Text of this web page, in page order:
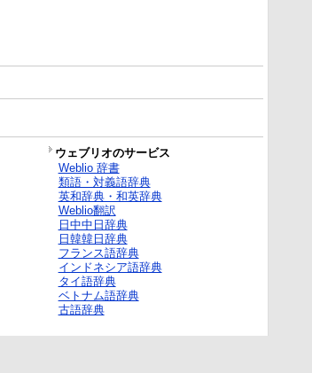
ウェブリオのサービス
Weblio 辞書
類語・対義語辞典
英和辞典・和英辞典
Weblio翻訳
日中中日辞典
日韓韓日辞典
フランス語辞典
インドネシア語辞典
タイ語辞典
ベトナム語辞典
古語辞典